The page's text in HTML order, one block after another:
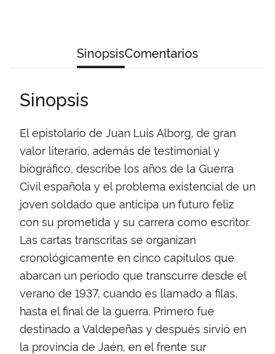
SinopsisComentarios
Sinopsis
El epistolario de Juan Luis Alborg, de gran
valor literario, además de testimonial y
biográfico, describe los años de la Guerra
Civil española y el problema existencial de un
joven soldado que anticipa un futuro feliz
con su prometida y su carrera como escritor.
Las cartas transcritas se organizan
cronológicamente en cinco capítulos que
abarcan un periodo que transcurre desde el
verano de 1937, cuando es llamado a filas,
hasta el final de la guerra. Primero fue
destinado a Valdepeñas y después sirvió en
la provincia de Jaén, en el frente sur